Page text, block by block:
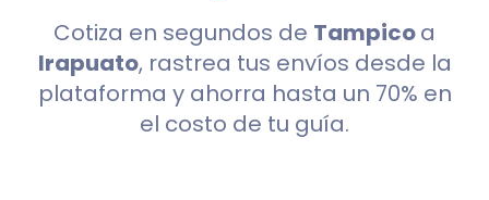
Cotiza en segundos de Tampicoa
Irapuato, rastrea tus envíos desde la
plataforma y ahorra hasta un 70% en
el costo de tu guía.